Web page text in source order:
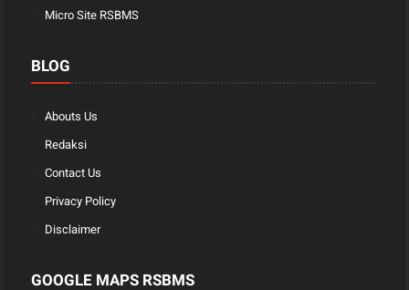
Micro Site RSBMS
BLOG
Abouts Us
Redaksi
Contact Us
Privacy Policy
Disclaimer
GOOGLE MAPS RSBMS